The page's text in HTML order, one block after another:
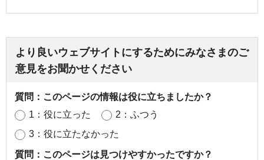
より良いウェブサイトにするためにみなさまのご
意見をお聞かせください
質問：このページの情報は役に立ちましたか？
1：役に立った
2：ふつう
3：役に立たなかった
質問：このページは見つけやすかったですか？